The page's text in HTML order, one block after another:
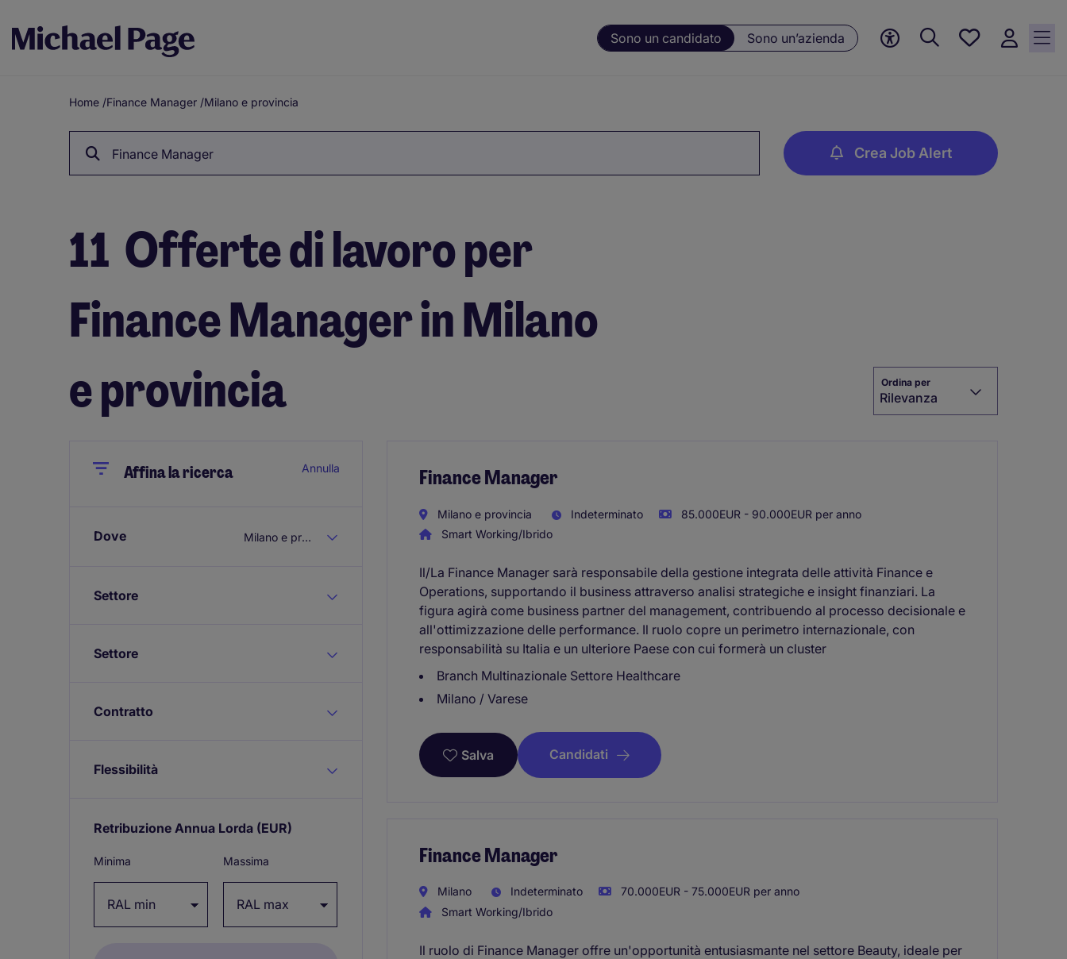
Sono un candidato Sono un’azienda
Preferiti, 0
Breadcrumb
Home /Finance Manager /Milano e provincia
Finance Manager Crea Job Alert
11 Offerte di lavoro per
Finance Manager in Milano
e provincia
Ordina per
Rilevanza
CloseAffina la ricerca Annulla
Dove Milano e provincia
Settore
Settore
Contratto
Flessibilità
Retribuzione Annua Lorda (EUR)
Minima Massima
Finance Manager
Milano e provincia Indeterminato
85.000EUR - 90.000EUR per anno
Smart Working/Ibrido
Il/La Finance Manager sarà responsabile della gestione integrata delle attività Finance e
Operations, supportando il business attraverso analisi strategiche e insight finanziari. La
figura agirà come business partner del management, contribuendo al processo decisionale e
all'ottimizzazione delle performance. Il ruolo copre un perimetro internazionale, con
responsabilità su Italia e un ulteriore Paese con cui formerà un cluster
Branch Multinazionale Settore Healthcare
Milano / Varese
Salva Candidati
Finance Manager
Milano Indeterminato
70.000EUR - 75.000EUR per anno
Smart Working/Ibrido
Il ruolo di Finance Manager offre un'opportunità entusiasmante nel settore Beauty, ideale per